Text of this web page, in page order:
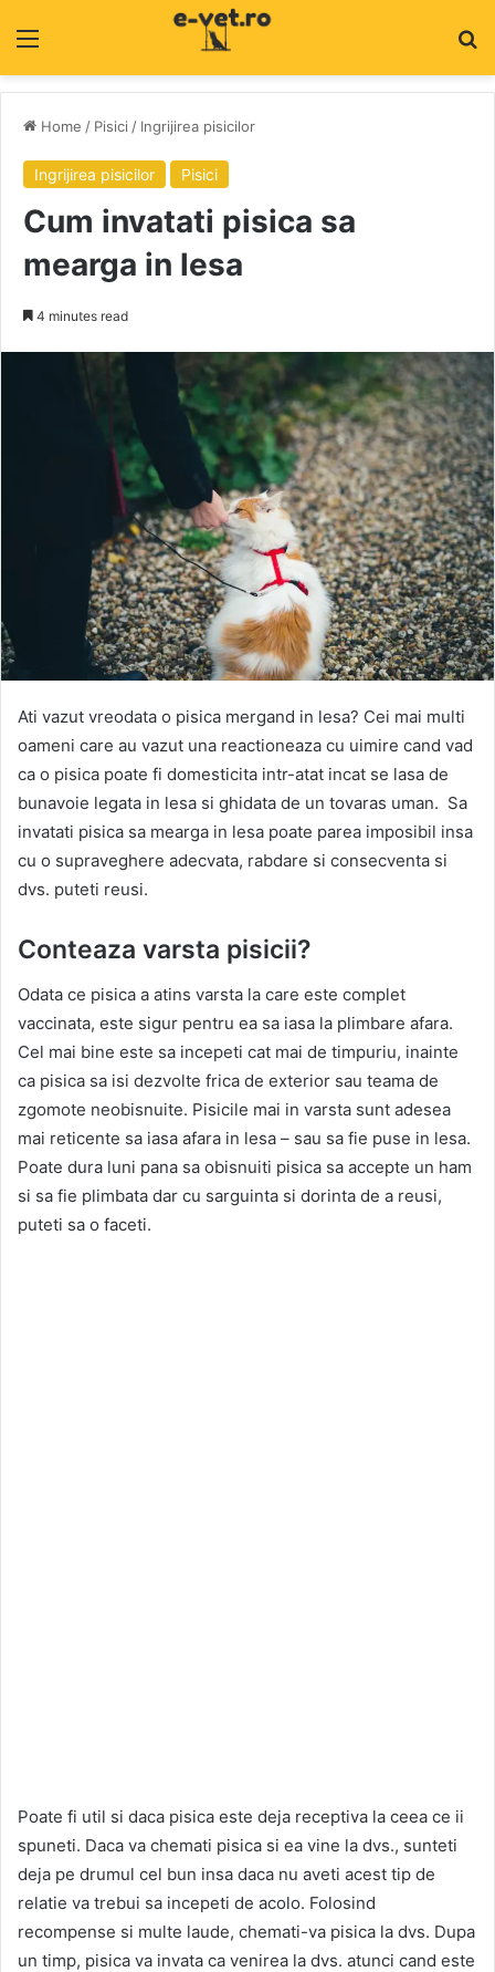
Home / Pisici / Ingrijirea pisicilor
Ingrijirea pisicilor Pisici
Cum invatati pisica sa
mearga in lesa
4 minutes read
Ati vazut vreodata o pisica mergand in lesa? Cei mai multi
oameni care au vazut una reactioneaza cu uimire cand vad
ca o pisica poate fi domesticita intr-atat incat se lasa de
bunavoie legata in lesa si ghidata de un tovaras uman. Sa
invatati pisica sa mearga in lesa poate parea imposibil insa
cu o supraveghere adecvata, rabdare si consecventa si
dvs. puteti reusi.
Conteaza varsta pisicii?
Odata ce pisica a atins varsta la care este complet
vaccinata, este sigur pentru ea sa iasa la plimbare afara.
Cel mai bine este sa incepeti cat mai de timpuriu, inainte
ca pisica sa isi dezvolte frica de exterior sau teama de
zgomote neobisnuite. Pisicile mai in varsta sunt adesea
mai reticente sa iasa afara in lesa – sau sa fie puse in lesa.
Poate dura luni pana sa obisnuiti pisica sa accepte un ham
si sa fie plimbata dar cu sarguinta si dorinta de a reusi,
puteti sa o faceti.
Poate fi util si daca pisica este deja receptiva la ceea ce ii
spuneti. Daca va chemati pisica si ea vine la dvs., sunteti
deja pe drumul cel bun insa daca nu aveti acest tip de
relatie va trebui sa incepeti de acolo. Folosind
recompense si multe laude, chemati-va pisica la dvs. Dupa
un timp, pisica va invata ca venirea la dvs. atunci cand este